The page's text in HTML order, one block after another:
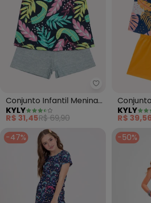
Kyly -
Conjunto Infantil Menina
Estampado (Azul)
KYLY
R$ 31,45R$ 69,90
KYLY
R$
-47%
-50%